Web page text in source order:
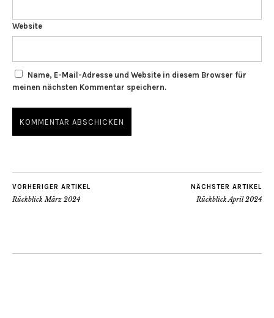
Website
Name, E-Mail-Adresse und Website in diesem Browser für
meinen nächsten Kommentar speichern.
VORHERIGER ARTIKEL
Rückblick März 2024
NÄCHSTER ARTIKEL
Rückblick April 2024